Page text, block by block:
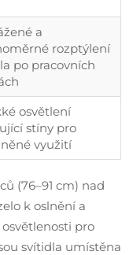
a
rozptýlení
po pracovních
osvětlení
stíny pro
využití
(76–91 cm) nad
k oslnění a
pro
svítidla umístěna